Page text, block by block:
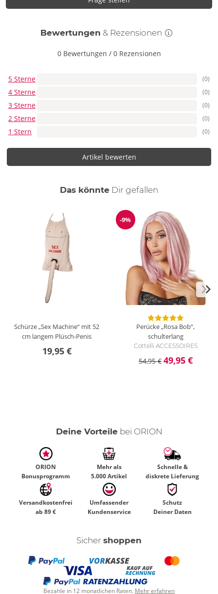
Bewertungen & Rezensionen
0 Bewertungen / 0 Rezensionen
5 Sterne (0)
4 Sterne (0)
3 Sterne (0)
2 Sterne (0)
1 Stern (0)
Artikel bewerten
Das könnte Dir auch
gefallen
Schürze „Sex Machine“ mit 52
cm langem Plüsch-Penis
19,95 €
Reduzierung
-9%
Perücke „Rosa Bob“,
schulterlang
Cottelli ACCESSOIRES
54,95 € 49,95 €
Deine Vorteilebei ORION
ORION
Bonusprogramm
Mehr als
5.000 Artikel
Schnelle &
diskrete Lieferung
Versandkostenfrei
ab 89 €
Umfassender
Kundenservice
Schutz
Deiner Daten
Sicher shoppen
Bezahle in 12 monatlichen Raten. Mehr erfahren